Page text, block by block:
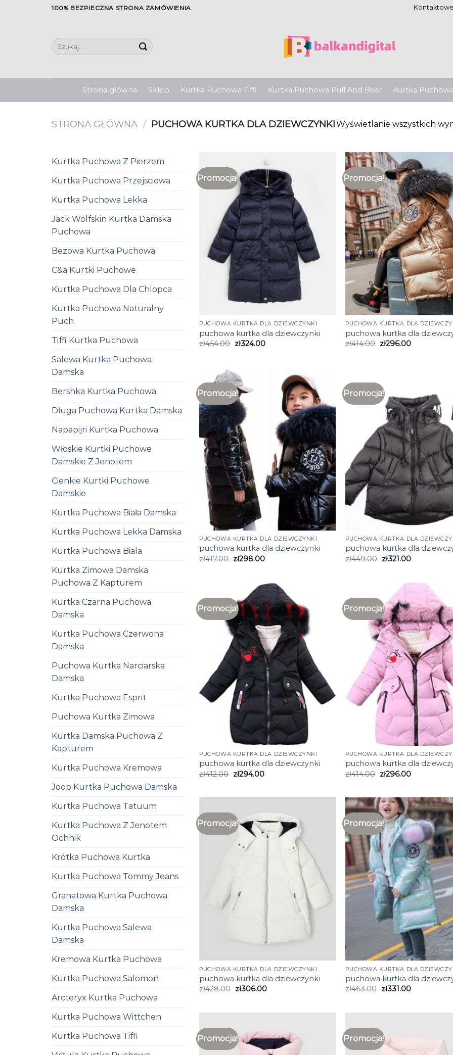
100% BEZPIECZNA STRONA ZAMÓWIENIA Kontaktowe
Szukaj:
Strona główna Sklep Kurtka Puchowa Tiffi Kurtka Puchowa Pull And Bear Kurtka
STRONA GŁÓWNA / PUCHOWA KURTKA DLA DZIEWCZYNKIWyświetlanie wszystkich
Kurtka Puchowa Z Pierzem
Kurtka Puchowa Przejsciowa
Kurtka Puchowa Lekka
Jack Wolfskin Kurtka Damska
Puchowa
Bezowa Kurtka Puchowa
C&a Kurtki Puchowe
Kurtka Puchowa Dla Chlopca
Kurtka Puchowa Naturalny
Puch
Tiffi Kurtka Puchowa
Salewa Kurtka Puchowa
Damska
Bershka Kurtka Puchowa
Długa Puchowa Kurtka Damska
Napapijri Kurtka Puchowa
Włoskie Kurtki Puchowe
Damskie Z Jenotem
Cienkie Kurtki Puchowe
Damskie
Kurtka Puchowa Biała Damska
Kurtka Puchowa Lekka Damska
Kurtka Puchowa Biala
Kurtka Zimowa Damska
Puchowa Z Kapturem
Kurtka Czarna Puchowa
Damska
Kurtka Puchowa Czerwona
Damska
Puchowa Kurtka Narciarska
Damska
Kurtka Puchowa Esprit
Puchowa Kurtka Zimowa
Kurtka Damska Puchowa Z
Kapturem
Kurtka Puchowa Kremowa
Joop Kurtka Puchowa Damska
Kurtka Puchowa Tatuum
Kurtka Puchowa Z Jenotem
Ochnik
Krótka Puchowa Kurtka
Kurtka Puchowa Tommy Jeans
Granatowa Kurtka Puchowa
Damska
Kurtka Puchowa Salewa
Damska
Kremowa Kurtka Puchowa
Kurtka Puchowa Salomon
Arcteryx Kurtka Puchowa
Kurtka Puchowa Wittchen
Kurtka Puchowa Tiffi
Promocja!
PUCHOWA KURTKA DLA DZIEWCZYNKI
puchowa kurtka dla dziewczynki
zł454.00 zł324.00
Promocja!
PUCHOWA KURTKA DLA
puchowa kurtka dla
zł414.00 zł296.00
Promocja!
PUCHOWA KURTKA DLA DZIEWCZYNKI
puchowa kurtka dla dziewczynki
zł417.00 zł298.00
Promocja!
PUCHOWA KURTKA DLA
puchowa kurtka dla
zł449.00 zł321.00
Promocja!
PUCHOWA KURTKA DLA DZIEWCZYNKI
puchowa kurtka dla dziewczynki
zł412.00 zł294.00
Promocja!
PUCHOWA KURTKA DLA
puchowa kurtka dla
zł414.00 zł296.00
Promocja!
PUCHOWA KURTKA DLA DZIEWCZYNKI
puchowa kurtka dla dziewczynki
zł428.00 zł306.00
Promocja!
PUCHOWA KURTKA DLA
puchowa kurtka dla
zł463.00 zł331.00
Promocja! Promocja!